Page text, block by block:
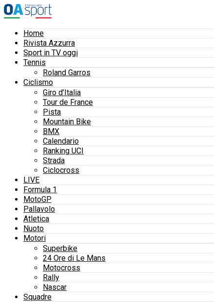
Home
Rivista Azzurra
Sport in TV oggi
Tennis
Roland Garros
Ciclismo
Giro d’Italia
Tour de France
Pista
Mountain Bike
BMX
Calendario
Ranking UCI
Strada
Ciclocross
LIVE
Formula 1
MotoGP
Pallavolo
Atletica
Nuoto
Motori
Superbike
24 Ore di Le Mans
Motocross
Rally
Nascar
Squadre